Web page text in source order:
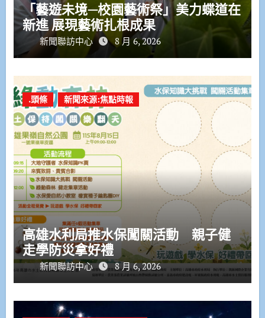
「藝遊未境—校園藝術祭」美力蝶道在
新進 展現藝術扎根成果
新聞聯訪中心 8 月 6, 2026
.頭條 新聞來源:焦點時報
高雄水利局推水保闖關活動 親子健
走學防災拿好禮
新聞聯訪中心 8 月 6, 2026